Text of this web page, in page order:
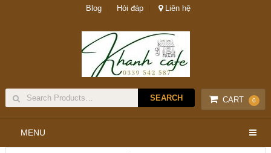
Blog Hỏi đáp Liên hệ
CART 0
MENU